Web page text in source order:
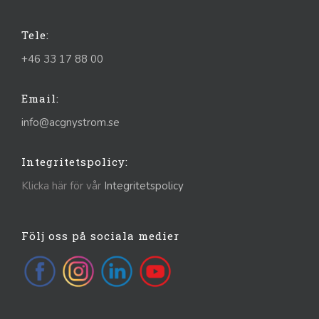
Tele:
+46 33 17 88 00
Email:
info@acgnystrom.se
Integritetspolicy:
Klicka här för vår Integritetspolicy
Följ oss på sociala medier